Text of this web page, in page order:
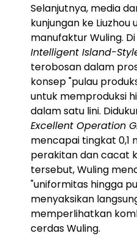
Selanjutnya, media
kunjungan ke
manufaktur Wuling.
Intelligent Island-
terobosan dalam
konsep "pulau
untuk memproduksi
dalam satu lini.
Excellent Operation
mencapai tingkat 0,1
perakitan dan cacat
tersebut, Wuling
"uniformitas hingga
menyaksikan
memperlihatkan
cerdas Wuling.